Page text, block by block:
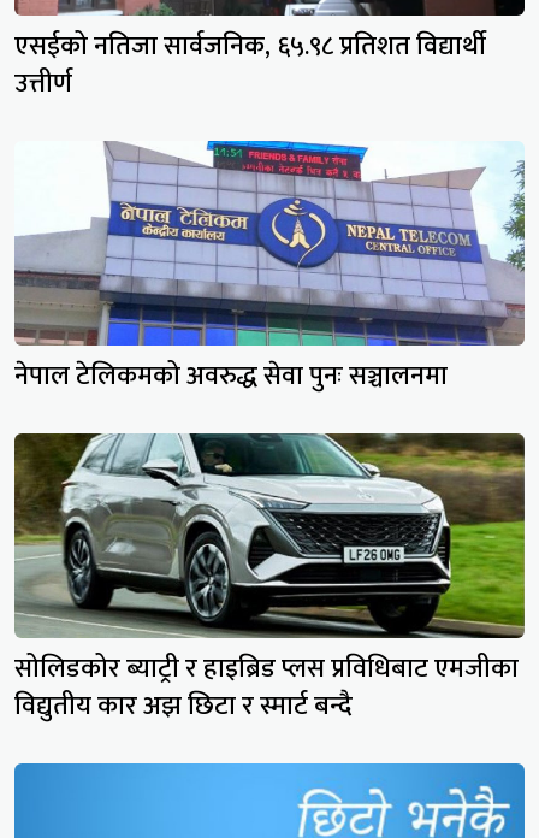
एसईको नतिजा सार्वजनिक, ६५.९८ प्रतिशत विद्यार्थी
उत्तीर्ण
नेपाल टेलिकमको अवरुद्ध सेवा पुनः सञ्चालनमा
सोलिडकोर ब्याट्री र हाइब्रिड प्लस प्रविधिबाट एमजीका
विद्युतीय कार अझ छिटा र स्मार्ट बन्दै